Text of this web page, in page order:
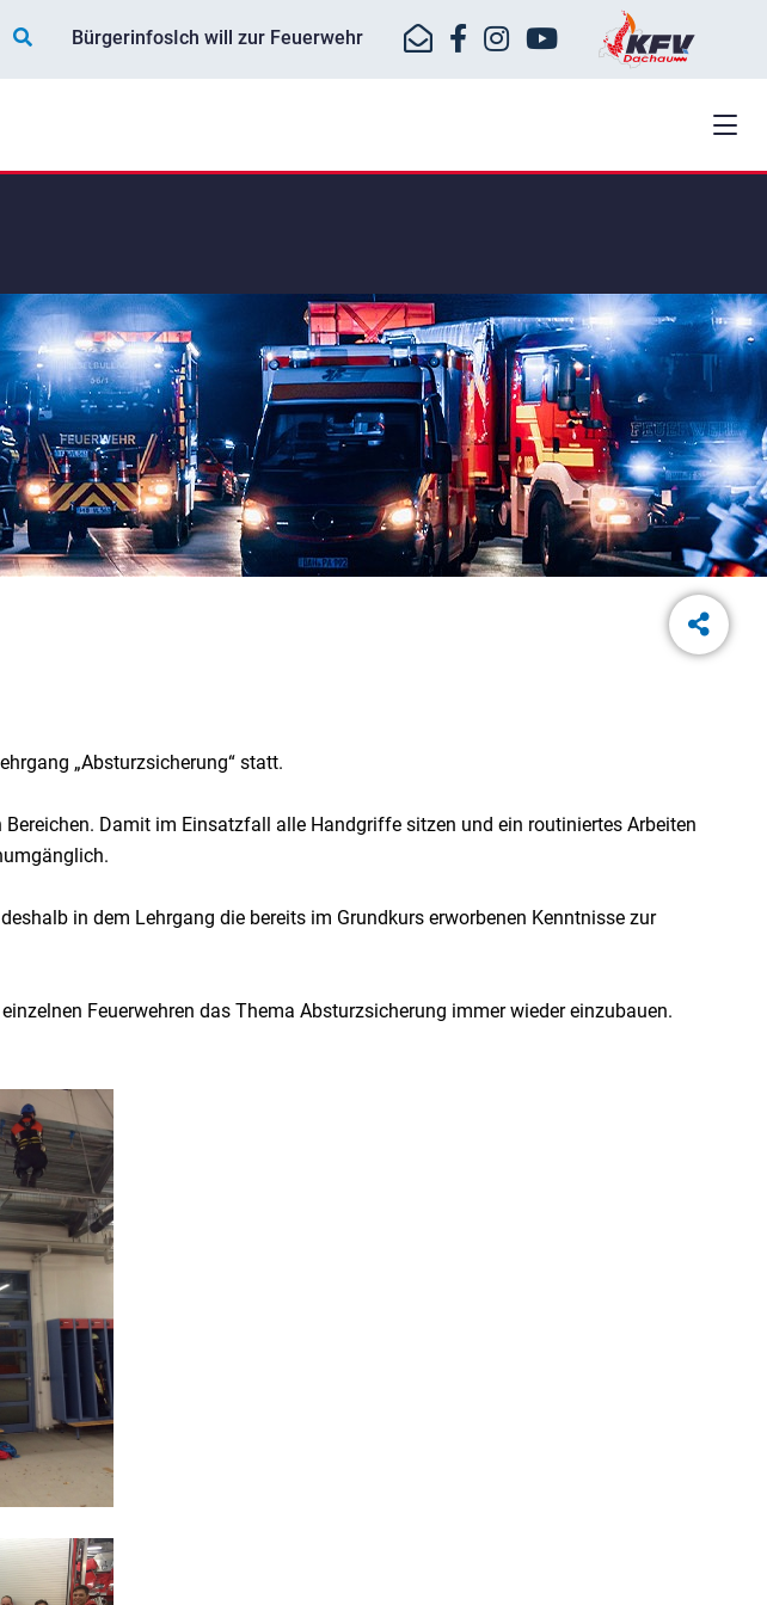
BürgerinfosIch will zur Feuerwehr
„Absturzsicherung“ statt.
Damit im Einsatzfall alle Handgriffe sitzen und ein routiniertes Arbeiten
in dem Lehrgang die bereits im Grundkurs erworbenen Kenntnisse zur
Feuerwehren das Thema Absturzsicherung immer wieder einzubauen.